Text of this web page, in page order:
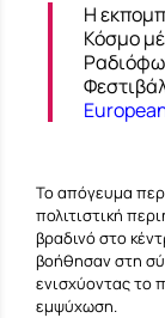
Η
Κόσμο
Το απόγευμα
πολιτιστική
βραδινό στο
βοήθησαν στη
ενισχύοντας το
εμψύχωση.